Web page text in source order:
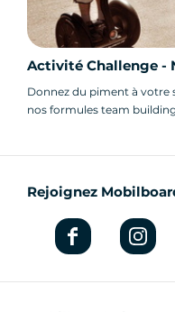
À vos marques,
autrement !
Activité Challenge -
Donnez du piment à votre
nos formules team
Rejoignez